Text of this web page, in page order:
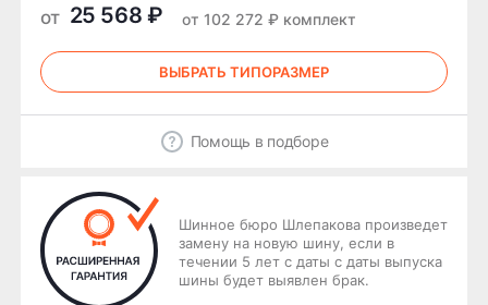
от 25 568 ₽ от 102 272 ₽ комплект
ВЫБРАТЬ ТИПОРАЗМЕР
Помощь в подборе
Шинное бюро Шлепакова произведет
замену на новую шину, если в
течении 5 лет с даты с даты выпуска
шины будет выявлен брак.